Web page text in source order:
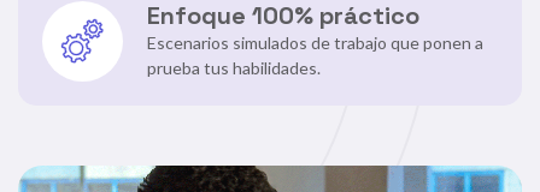
Enfoque 100% práctico
Escenarios simulados de trabajo que ponen a
prueba tus habilidades.